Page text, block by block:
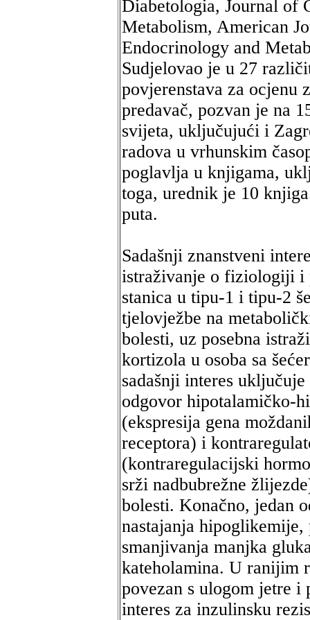
Diabetologia, Journal of
Metabolism, American
Endocrinology and
Sudjelovao je u 27
povjerenstava za ocjenu
predavač, pozvan je na
svijeta, uključujući i
radova u vrhunskim
poglavlja u knjigama,
toga, urednik je 10
puta.
Sadašnji znanstveni
istraživanje o fiziologiji
stanica u tipu-1 i tipu-2
tjelovježbe na
bolesti, uz posebna
kortizola u osoba sa
sadašnji interes
odgovor hipotalamičko-
(ekspresija gena
receptora) i
(kontraregulacijski
srži nadbubrežne
bolesti. Konačno, jedan
nastajanja hipoglikemije,
smanjivanja manjka
kateholamina. U ranijim
povezan s ulogom jetre i
interes za inzulinsku